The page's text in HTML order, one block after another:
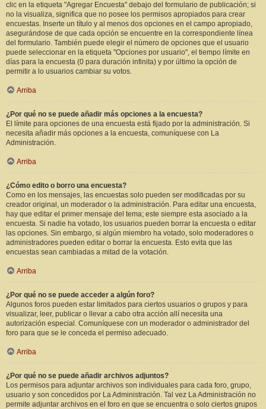
clic en la etiqueta "Agregar Encuesta" debajo del formulario de publicación; si
no la visualiza, significa que no posee los permisos apropiados para crear
encuestas. Inserte un título y al menos dos opciones en el campo apropiado,
asegurándose de que cada opción se encuentre en la correspondiente línea
del formulario. También puede elegir el número de opciones que el usuario
puede seleccionar en la etiqueta "Opciones por usuario", el tiempo límite en
días para la encuesta (0 para duración infinita) y por último la opción de
permitir a lo usuarios cambiar su votos.
Arriba
¿Por qué no se puede añadir más opciones a la encuesta?
El límite para opciones de una encuesta está fijado por la administración. Si
necesita añadir más opciones a la encuesta, comuníquese con La
Administración.
Arriba
¿Cómo edito o borro una encuesta?
Como en los mensajes, las encuestas solo pueden ser modificadas por su
creador original, un moderador o la administración. Para editar una encuesta,
hay que editar el primer mensaje del tema; este siempre esta asociado a la
encuesta. Si nadie ha votado, los usuarios pueden borrar la encuesta o editar
las opciones. Sin embargo, si algún miembro ha votado, solo moderadores o
administradores pueden editar o borrar la encuesta. Esto evita que las
encuestas sean cambiadas a mitad de la votación.
Arriba
¿Por qué no se puede acceder a algún foro?
Algunos foros pueden estar limitados para ciertos usuarios o grupos y para
visualizar, leer, publicar o llevar a cabo otra acción allí necesita una
autorización especial. Comuníquese con un moderador o administrador del
foro para que se le conceda el permiso adecuado.
Arriba
¿Por qué no se puede añadir archivos adjuntos?
Los permisos para adjuntar archivos son individuales para cada foro, grupo,
usuario y son concedidos por La Administración. Tal vez La Administración no
permite adjuntar archivos en el foro en que se encuentra o solo ciertos grupos